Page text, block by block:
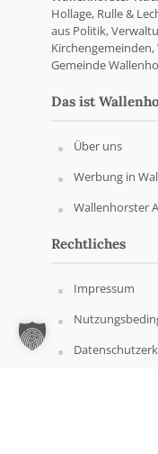
Hollage, Rulle &
aus Politik,
Gemeinde
Das ist
Über uns
Werbung in
Wallenhorster
Rechtliches
Impressum